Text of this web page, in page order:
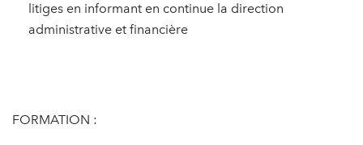
litiges en informant en continue la direction
administrative et financière
FORMATION :